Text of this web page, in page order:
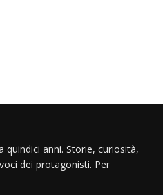
anni. Storie, curiosità,
dei protagonisti. Per